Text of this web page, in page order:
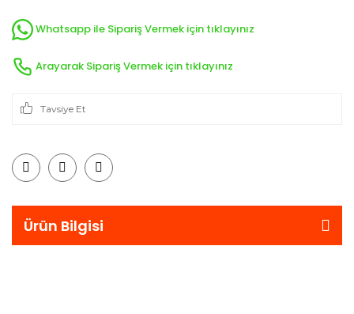
Whatsapp ile Sipariş Vermek için tıklayınız
Arayarak Sipariş Vermek için tıklayınız
Tavsiye Et
Ürün Bilgisi